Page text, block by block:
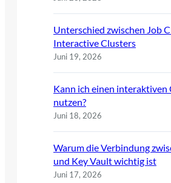
Unterschied zwischen Job
Interactive Clusters
Juni 19, 2026
Kann ich einen interaktiven
nutzen?
Juni 18, 2026
Warum die Verbindung
und Key Vault wichtig ist
Juni 17, 2026